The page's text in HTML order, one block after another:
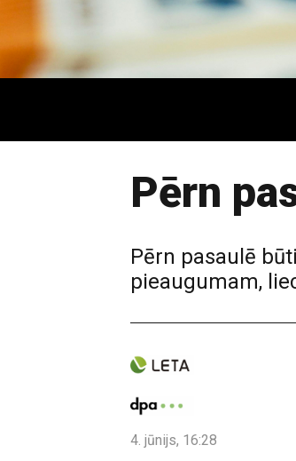
Pērn
Pērn pasaulē
pieaugumam,
4. jūnijs, 16:28